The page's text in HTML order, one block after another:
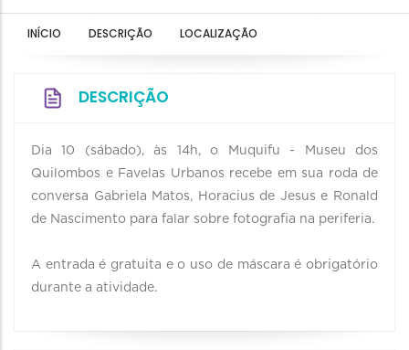
INÍCIO DESCRIÇÃO LOCALIZAÇÃO
DESCRIÇÃO
Dia 10 (sábado), às 14h, o Muquifu - Museu dos
Quilombos e Favelas Urbanos recebe em sua roda de
conversa Gabriela Matos, Horacius de Jesus e Ronald
de Nascimento para falar sobre fotografia na periferia.
A entrada é gratuita e o uso de máscara é obrigatório
durante a atividade.